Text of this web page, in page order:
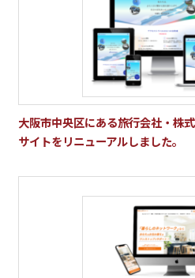
大阪市中央区にある旅行会社・株
サイトをリニューアルしました。